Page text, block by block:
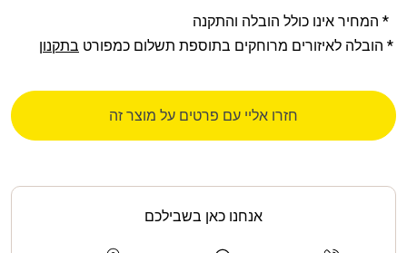
* המחיר אינו כולל הובלה והתקנה
* הובלה לאיזורים מרוחקים בתוספת תשלום כמפורט בתקנון
חזרו אליי עם פרטים על מוצר זה
אנחנו כאן בשבילכם